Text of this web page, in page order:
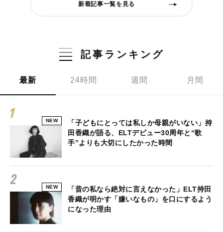
新着記事一覧を見る
記事ランキング
最新 24時間 週間 月間
NEW
「子どもにとっては私しか母親がいない」持
田香織が語る、ELTデビュー30周年と“歌
手”よりも大切にしたかった時間
NEW
「昔の私なら絶対に言えなかった」ELT持田
香織が明かす「嫌いなもの」を口にするよう
になった理由